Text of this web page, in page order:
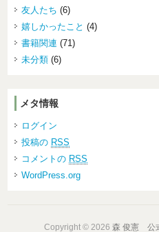
友人たち (6)
嬉しかったこと (4)
書籍関連 (71)
未分類 (6)
メタ情報
ログイン
投稿の RSS
コメントの RSS
WordPress.org
Copyright © 2026 森 俊憲 公